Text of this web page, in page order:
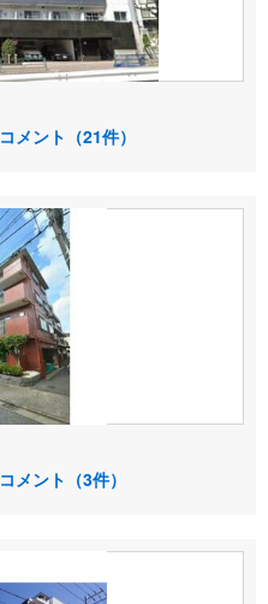
コメント（21件）
コメント（3件）